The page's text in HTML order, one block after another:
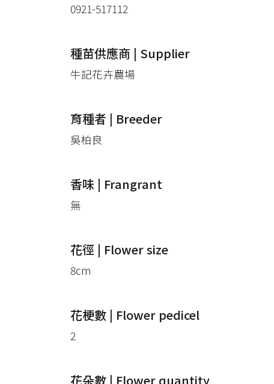
0921-517112
種苗供應商 | Supplier
牛記花卉農場
育種者 | Breeder
吳柏良
香味 | Frangrant
無
花徑 | Flower size
8cm
花梗數 | Flower pedicel
2
花朵數 | Flower quantity